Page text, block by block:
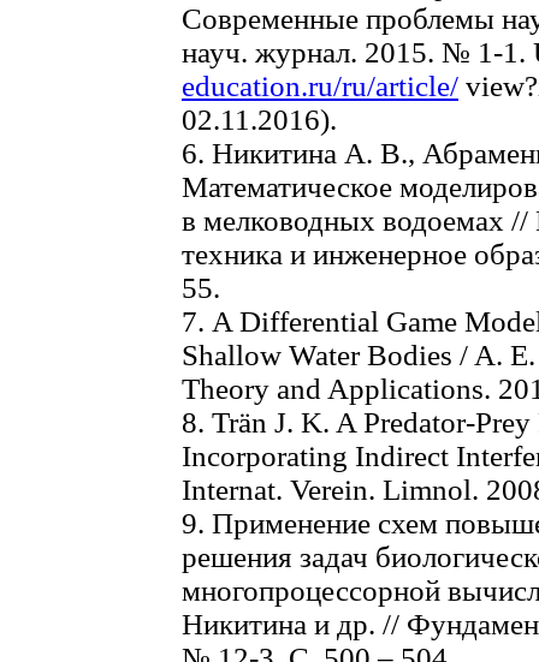
Современные проблемы
науч. журнал. 2015. № 1-
education.ru/ru/article/
02.11.2016).
6. Никитина А. В.,
Математическое
в мелководных водоемах
техника и инженерное
55.
7. A Differential Game
Shallow Water Bodies / A.
Theory and Applications.
8. Trän J. K. A Predator-
Incorporating Indirect
Internat. Verein. Limnol.
9. Применение схем
решения задач
многопроцессорной
Никитина и др. //